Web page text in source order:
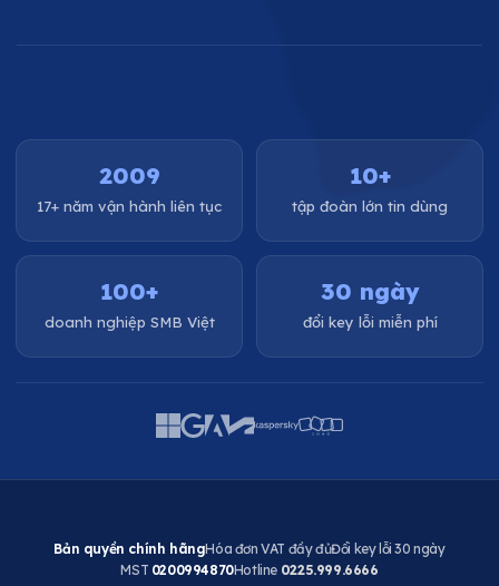
2009
17+ năm vận hành liên tục
10+
tập đoàn lớn tin dùng
100+
doanh nghiệp SMB Việt
30 ngày
đổi key lỗi miễn phí
Bản quyền chính hãngHóa đơn VAT đầy đủĐổi key lỗi 30 ngày
MST 0200994870Hotline 0225.999.6666